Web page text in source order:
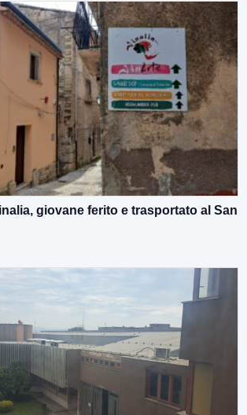
giovane ferito e trasportato al San